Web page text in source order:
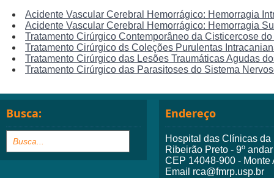
Acidente Vascular Cerebral Hemorrágico: Hemorragia
Acidente Vascular Cerebral Hemorrágico: Hemorragia
Tratamento Cirúrgico Contemporâneo da Cisticercose
Tratamento Cirúrgico ds Coleções Purulentas
Tratamento Cirúrgico das Lesões Traumáticas Agudas
Tratamento Cirúrgico das Parasitoses do Sistema
Busca: Endereço
Hospital das Clínicas
Ribeirão Preto - 9º andar
CEP 14048-900 -
Email rca@fmrp.usp.br